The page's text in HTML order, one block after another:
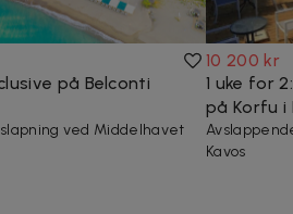
på Belconti
ved Middelhavet
10 200 kr
1 uke for
på Korfu i
Kavos